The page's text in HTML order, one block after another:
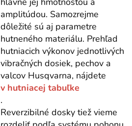
amplitúdou. Samozrejme
dôležité sú aj parametre
hutneného materiálu. Prehľad
hutniacich výkonov jednotlivých
vibračných dosiek, pechov a
valcov Husqvarna, nájdete
v hutniacej tabuľke
.
Reverzibilné dosky tiež vieme